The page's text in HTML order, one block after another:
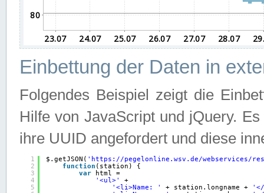
Einbettung der Daten in
Folgendes Beispiel zeigt die
Hilfe von JavaScript und jQuery.
ihre UUID angefordert und diese
1
2
3
4
5
$.getJSON( ' https://pegelonline.wsv.de/webservices/
function (station) {
var
html =
'<ul>'
+
'<li>Name: '
+ station.longname +